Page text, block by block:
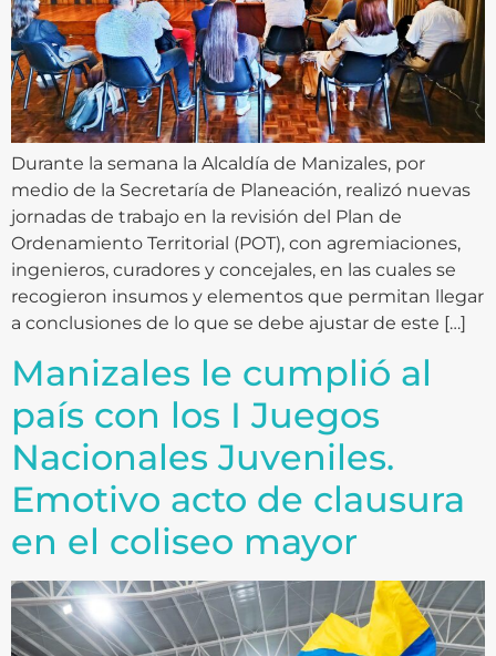
Durante la semana la Alcaldía de Manizales, por
medio de la Secretaría de Planeación, realizó nuevas
jornadas de trabajo en la revisión del Plan de
Ordenamiento Territorial (POT), con agremiaciones,
ingenieros, curadores y concejales, en las cuales se
recogieron insumos y elementos que permitan llegar
a conclusiones de lo que se debe ajustar de este […]
Manizales le cumplió al
país con los I Juegos
Nacionales Juveniles.
Emotivo acto de clausura
en el coliseo mayor